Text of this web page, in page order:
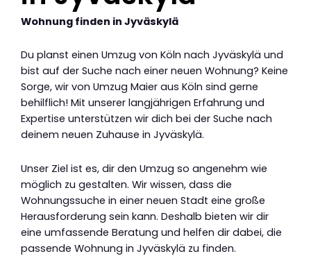
Wohnung finden in Jyväskylä
Du planst einen Umzug von Köln nach Jyväskylä und
bist auf der Suche nach einer neuen Wohnung? Keine
Sorge, wir von Umzug Maier aus Köln sind gerne
behilflich! Mit unserer langjährigen Erfahrung und
Expertise unterstützen wir dich bei der Suche nach
deinem neuen Zuhause in Jyväskylä.
Unser Ziel ist es, dir den Umzug so angenehm wie
möglich zu gestalten. Wir wissen, dass die
Wohnungssuche in einer neuen Stadt eine große
Herausforderung sein kann. Deshalb bieten wir dir
eine umfassende Beratung und helfen dir dabei, die
passende Wohnung in Jyväskylä zu finden.